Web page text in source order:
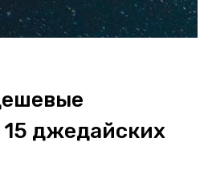
джедайских